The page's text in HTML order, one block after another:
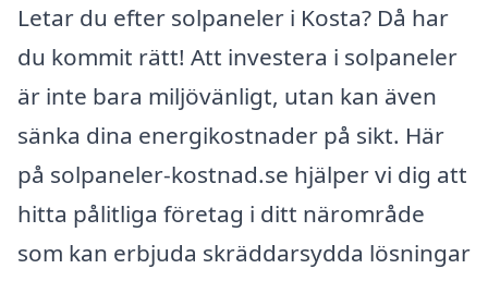
Letar du efter solpaneler i Kosta? Då har
du kommit rätt! Att investera i solpaneler
är inte bara miljövänligt, utan kan även
sänka dina energikostnader på sikt. Här
på solpaneler-kostnad.se hjälper vi dig att
hitta pålitliga företag i ditt närområde
som kan erbjuda skräddarsydda lösningar